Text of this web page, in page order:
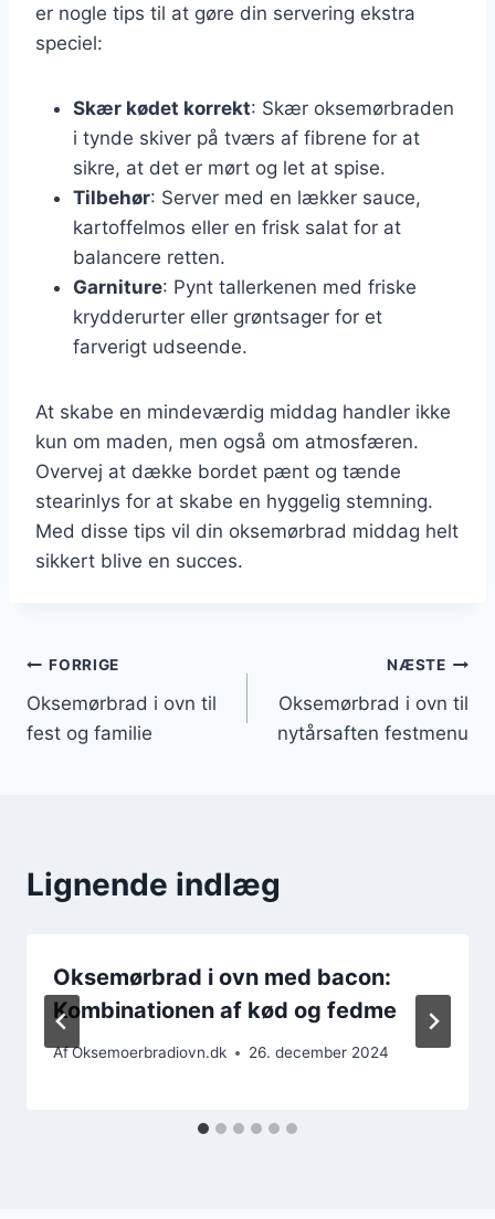
er nogle tips til at gøre din servering ekstra
speciel:
Skær kødet korrekt: Skær oksemørbraden
i tynde skiver på tværs af fibrene for at
sikre, at det er mørt og let at spise.
Tilbehør: Server med en lækker sauce,
kartoffelmos eller en frisk salat for at
balancere retten.
Garniture: Pynt tallerkenen med friske
krydderurter eller grøntsager for et
farverigt udseende.
At skabe en mindeværdig middag handler ikke
kun om maden, men også om atmosfæren.
Overvej at dække bordet pænt og tænde
stearinlys for at skabe en hyggelig stemning.
Med disse tips vil din oksemørbrad middag helt
sikkert blive en succes.
Indlægsnavigation
FORRIGE
Oksemørbrad i ovn til
fest og familie
NÆSTE
Oksemørbrad i ovn til
nytårsaften festmenu
Lignende indlæg
Oksemørbrad i ovn med bacon:
Kombinationen af kød og fedme
AfOksemoerbradiovn.dk 26. december 2024